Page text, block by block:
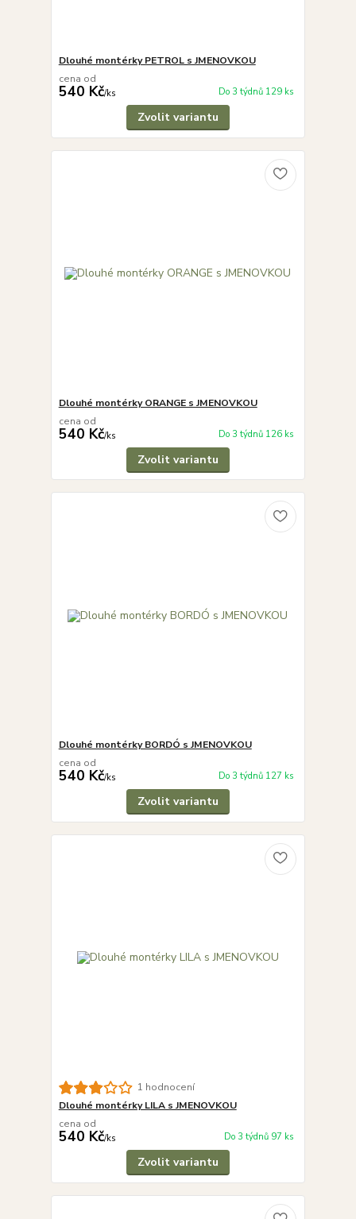
Dlouhé montérky PETROL s JMENOVKOU
cena od
540 Kč/ks Do 3 týdnů 129 ks
Zvolit variantu
Dlouhé montérky ORANGE s JMENOVKOU
cena od
540 Kč/ks Do 3 týdnů 126 ks
Zvolit variantu
Dlouhé montérky BORDÓ s JMENOVKOU
cena od
540 Kč/ks Do 3 týdnů 127 ks
Zvolit variantu
1 hodnocení
Dlouhé montérky LILA s JMENOVKOU
cena od
540 Kč/ks Do 3 týdnů 97 ks
Zvolit variantu